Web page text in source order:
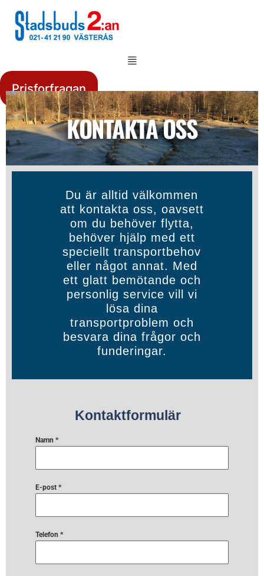
Prisforfragan
KONTAKTA OSS
Du är alltid välkommen
att kontakta oss, oavsett
om du behöver flytta,
behöver hjälp med ett
speciellt transportbehov
eller något annat. Med
ett glatt bemötande och
personlig service vill vi
lösa dina
transportproblem och
besvara dina frågor och
funderingar.
Kontaktformulär
Namn*
E-post*
Telefon*